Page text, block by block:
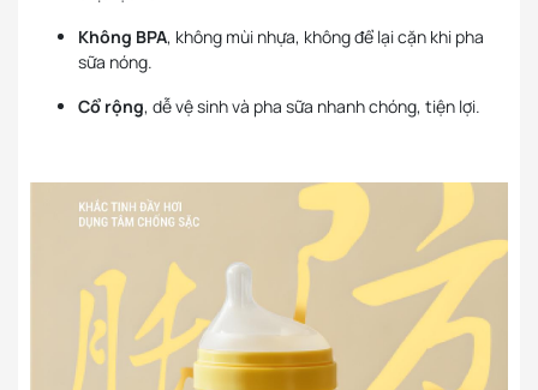
Không BPA, không mùi nhựa, không để lại cặn khi pha
sữa nóng.
Cổ rộng, dễ vệ sinh và pha sữa nhanh chóng, tiện lợi.